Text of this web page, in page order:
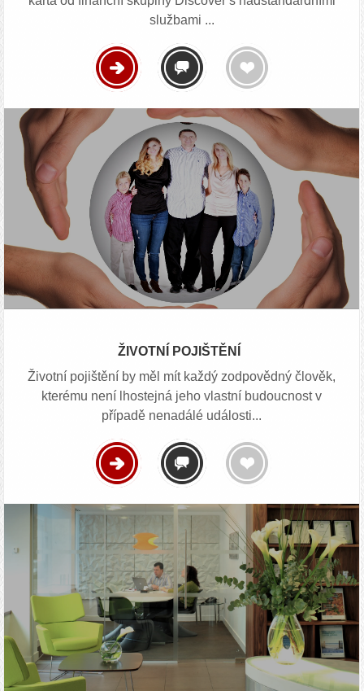
službami ...
ŽIVOTNÍ POJIŠTĚNÍ
Životní pojištění by měl mít každý zodpovědný člověk,
kterému není lhostejná jeho vlastní budoucnost v
případě nenadálé události...